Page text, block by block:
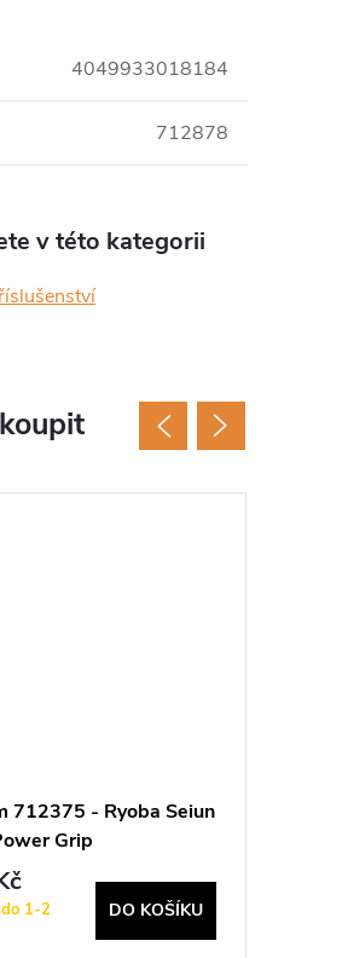
4049933018184
712878
v této kategorii
712375 - Ryoba Seiun
Grip
1-2
DO KOŠÍKU